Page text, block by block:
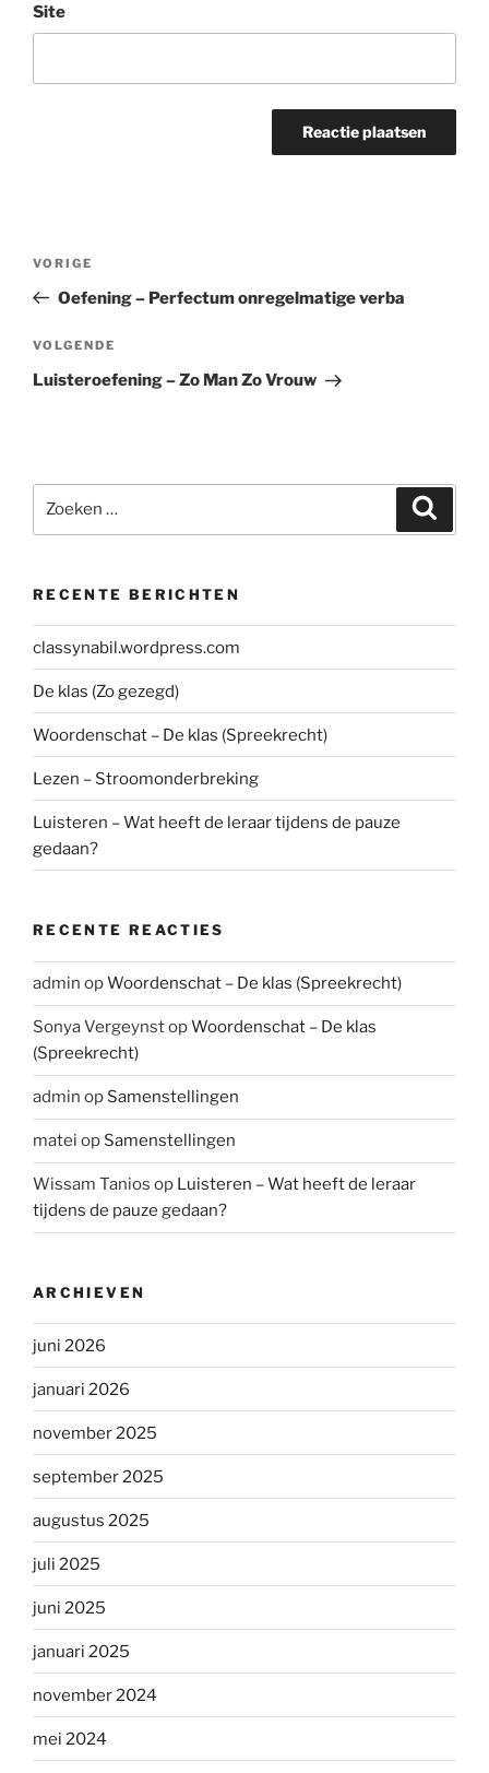
Site
Bericht
Vorig
bericht
VORIGE
Oefening – Perfectum onregelmatige verba
Volgend
bericht
VOLGENDE
Luisteroefening – Zo Man Zo Vrouw
naar:
RECENTE BERICHTEN
classynabil.wordpress.com
De klas (Zo gezegd)
Woordenschat – De klas (Spreekrecht)
Lezen – Stroomonderbreking
Luisteren – Wat heeft de leraar tijdens de pauze
gedaan?
RECENTE REACTIES
admin opWoordenschat – De klas (Spreekrecht)
Sonya VergeynstopWoordenschat – De klas
(Spreekrecht)
admin op Samenstellingen
matei op Samenstellingen
Wissam Tanios op Luisteren – Wat heeft de leraar
tijdens de pauze gedaan?
ARCHIEVEN
juni 2026
januari 2026
november 2025
september 2025
augustus 2025
juli 2025
juni 2025
januari 2025
november 2024
mei 2024